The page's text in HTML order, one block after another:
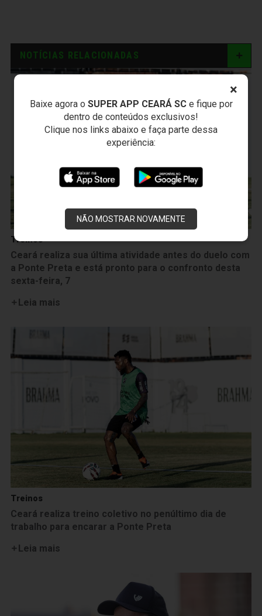
×
Baixe agora o SUPER APP CEARÁ SCe fique por
dentro de conteúdos exclusivos!
Clique nos links abaixo e faça parte dessa
experiência:
NÃO MOSTRAR NOVAMENTE
NOTÍCIAS RELACIONADAS
Treinos
Ceará realiza sua última atividade antes do duelo com
a Ponte Preta e está pronto para o confronto desta
sexta-feira, 7
Leia mais
Treinos
Ceará realiza treino coletivo no penúltimo dia de
trabalho para encarar a Ponte Preta
Leia mais